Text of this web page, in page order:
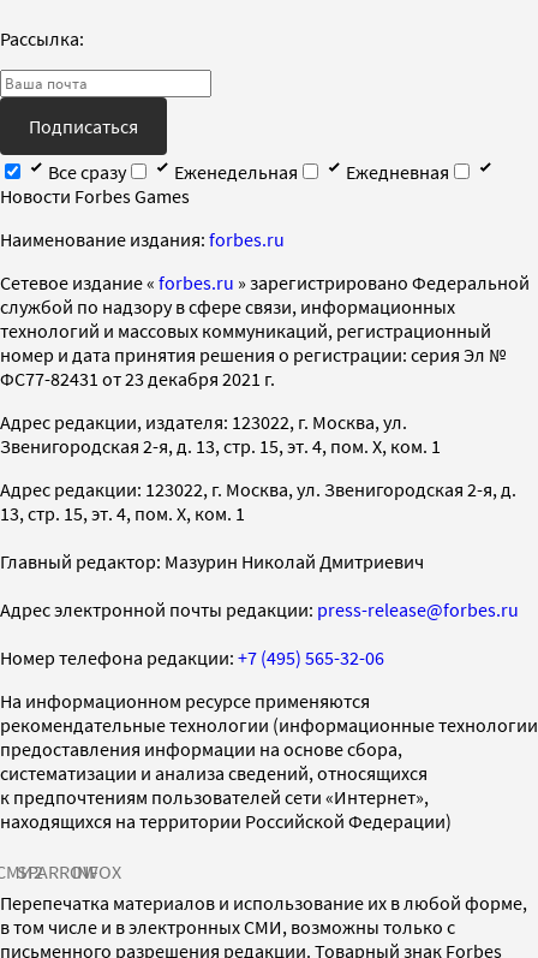
Рассылка:
Подписаться
Все сразу
Еженедельная
Ежедневная
Новости Forbes Games
Наименование издания: forbes.ru
Cетевое издание « forbes.ru » зарегистрировано Федеральной
службой по надзору в сфере связи, информационных
технологий и массовых коммуникаций, регистрационный
номер и дата принятия решения о регистрации: серия Эл №
ФС77-82431 от 23 декабря 2021 г.
Адрес редакции, издателя: 123022, г. Москва, ул.
Звенигородская 2-я, д. 13, стр. 15, эт. 4, пом. X, ком. 1
Адрес редакции: 123022, г. Москва, ул. Звенигородская 2-я, д.
13, стр. 15, эт. 4, пом. X, ком. 1
Главный редактор: Мазурин Николай Дмитриевич
Адрес электронной почты редакции: press-release@forbes.ru
Номер телефона редакции: +7 (495) 565-32-06
На информационном ресурсе применяются
рекомендательные технологии (информационные технологии
предоставления информации на основе сбора,
систематизации и анализа сведений, относящихся
к предпочтениям пользователей сети «Интернет»,
находящихся на территории Российской Федерации)
SPARROWINFOX
Перепечатка материалов и использование их в любой форме,
в том числе и в электронных СМИ, возможны только с
письменного разрешения редакции. Товарный знак Forbes